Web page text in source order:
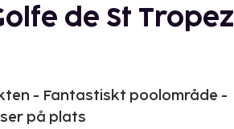
de St Tropez
- Fantastiskt poolområde -
på plats